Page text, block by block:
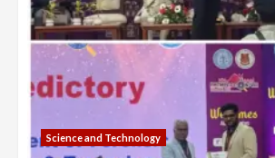
Science and Technology